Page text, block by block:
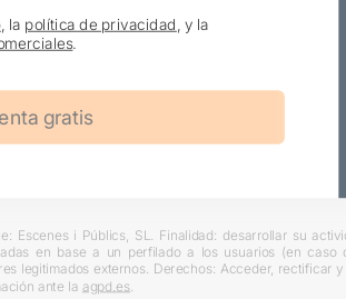
, la política de privacidad , y la
.
Escenes i Públics, SL. Finalidad: desarrollar su
en base a un perfilado a los usuarios (en
legitimados externos. Derechos: Acceder,
ante la agpd.es